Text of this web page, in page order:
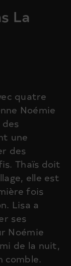
La
quatre
Noémie
une
des
Thaïs doit
elle est
fois
Lisa a
ses
Noémie
de la nuit,
comble.